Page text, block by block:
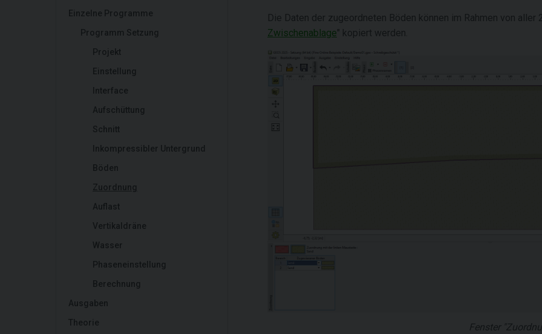
Einzelne Programme
Programm Setzung
Projekt
Einstellung
Interface
Aufschüttung
Schnitt
Inkompressibler Untergrund
Böden
Zuordnung
Auflast
Vertikaldräne
Wasser
Phaseneinstellung
Berechnung
Ausgaben
Theorie
Die Daten der zugeordneten Böden können im Rahmen von
Zwischenablage" kopiert werden.
Fenster